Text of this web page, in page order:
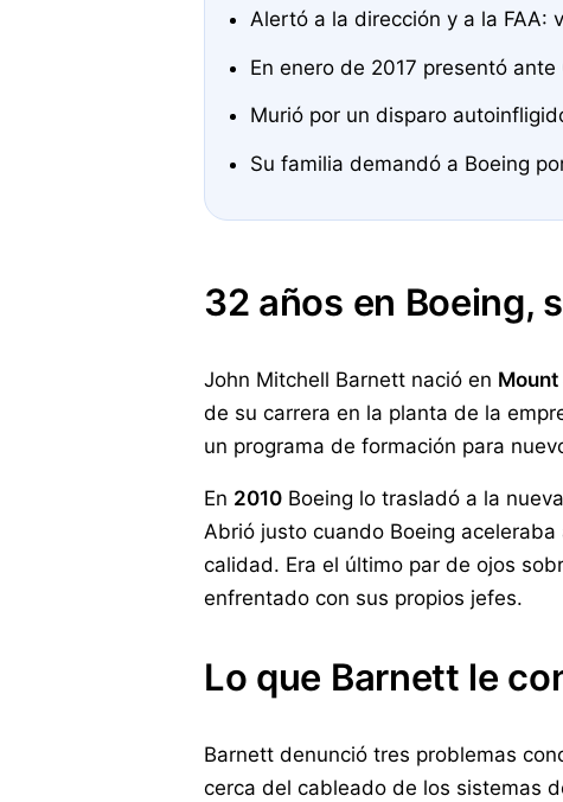
Alertó a la dirección y a la FAA:
En enero de 2017 presentó
Murió por un disparo
Su familia demandó a Boeing
32 años en Boeing,
John Mitchell Barnett nació en Mount
de su carrera en la planta de la
un programa de formación para
En 2010 Boeing lo trasladó a la
Abrió justo cuando Boeing
calidad. Era el último par de ojos
enfrentado con sus propios jefes.
Lo que Barnett le
Barnett denunció tres problemas
cerca del cableado de los sistemas